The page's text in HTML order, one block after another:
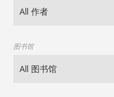
图书馆